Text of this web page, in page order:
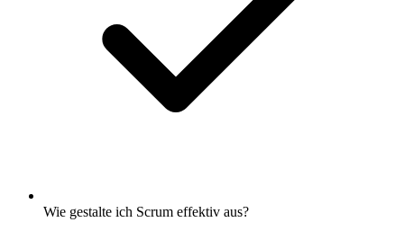
Wie gestalte ich Scrum effektiv aus?